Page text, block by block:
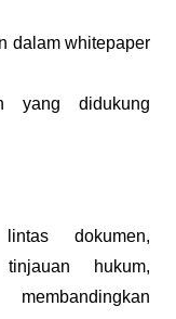
dalam whitepaper
yang didukung
dokumen,
hukum,